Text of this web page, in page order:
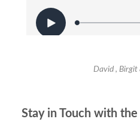
David , Birgit
Stay in Touch with